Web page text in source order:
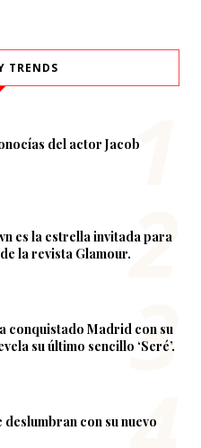
TRENDS
del actor Jacob
es la estrella invitada para
la revista Glamour.
conquistado Madrid con su
su último sencillo ‘Seré’.
deslumbran con su nuevo